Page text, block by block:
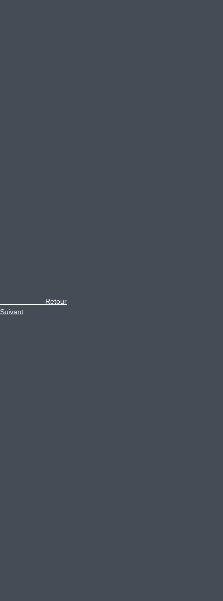
Retour
Suivant